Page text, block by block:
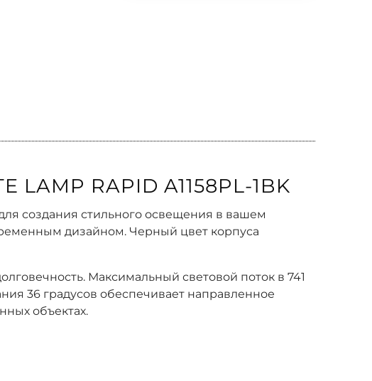
RAPID A1158PL-1BK
создания стильного освещения в вашем
дизайном. Черный цвет корпуса
Максимальный световой поток в 741
36 градусов обеспечивает направленное
объектах.